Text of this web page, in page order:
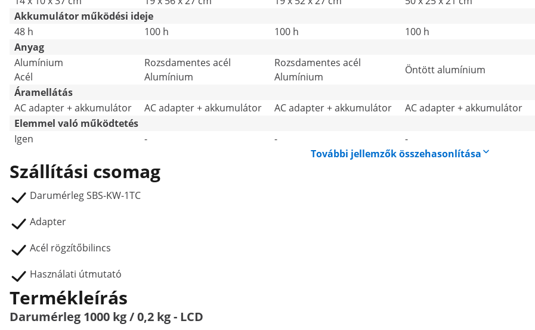
Akkumulátor működési ideje
48 h
100 h 100 h 100 h
Anyag
Alumínium
Acél
Rozsdamentes acél
Alumínium
Rozsdamentes acél
Alumínium
Öntött alumínium
Áramellátás
AC adapter + akkumulátor
AC adapter + akkumulátor AC adapter + akkumulátor AC adapter + akkumulátor
Elemmel való működtetés
Igen
- - -
További jellemzők összehasonlítása
Szállítási csomag
Darumérleg SBS-KW-1TC
Adapter
Acél rögzítőbilincs
Használati útmutató
Termékleírás
Darumérleg 1000 kg / 0,2 kg - LCD